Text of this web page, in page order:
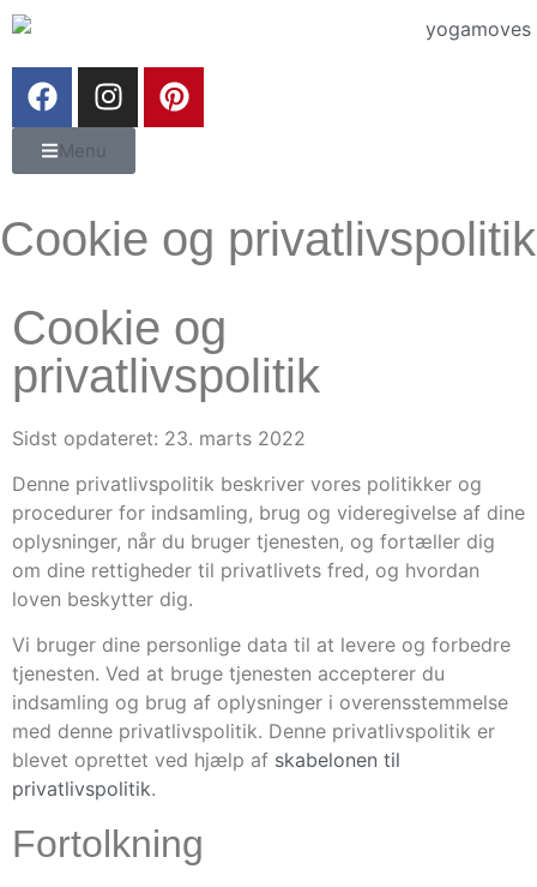
Menu
Cookie og privatlivspolitik
Cookie og
privatlivspolitik
Sidst opdateret: 23. marts 2022
Denne privatlivspolitik beskriver vores politikker og
procedurer for indsamling, brug og videregivelse af dine
oplysninger, når du bruger tjenesten, og fortæller dig
om dine rettigheder til privatlivets fred, og hvordan
loven beskytter dig.
Vi bruger dine personlige data til at levere og forbedre
tjenesten. Ved at bruge tjenesten accepterer du
indsamling og brug af oplysninger i overensstemmelse
med denne privatlivspolitik. Denne privatlivspolitik er
blevet oprettet ved hjælp af skabelonen til
privatlivspolitik.
Fortolkning